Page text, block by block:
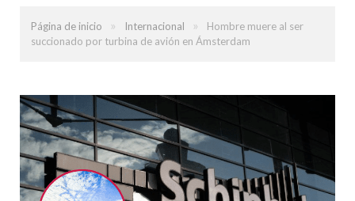
Página de inicio » Internacional »
Hombre muere al ser
succionado por turbina de avión en Ámsterdam